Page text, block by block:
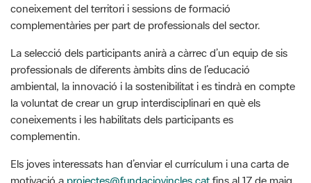
La selecció dels participants anirà a càrrec d’un equip de sis
professionals de diferents àmbits dins de l’educació
ambiental, la innovació i la sostenibilitat i es tindrà en compte
la voluntat de crear un grup interdisciplinari en què els
coneixements i les habilitats dels participants es
complementin.
Els joves interessats han d’enviar el currículum i una carta de
motivació a
Podeu ampliar la informació
en aquest enllaç i descarregar-